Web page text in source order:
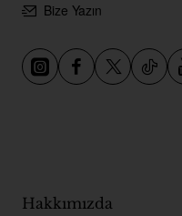
Bize Yazın
Hakkımızda